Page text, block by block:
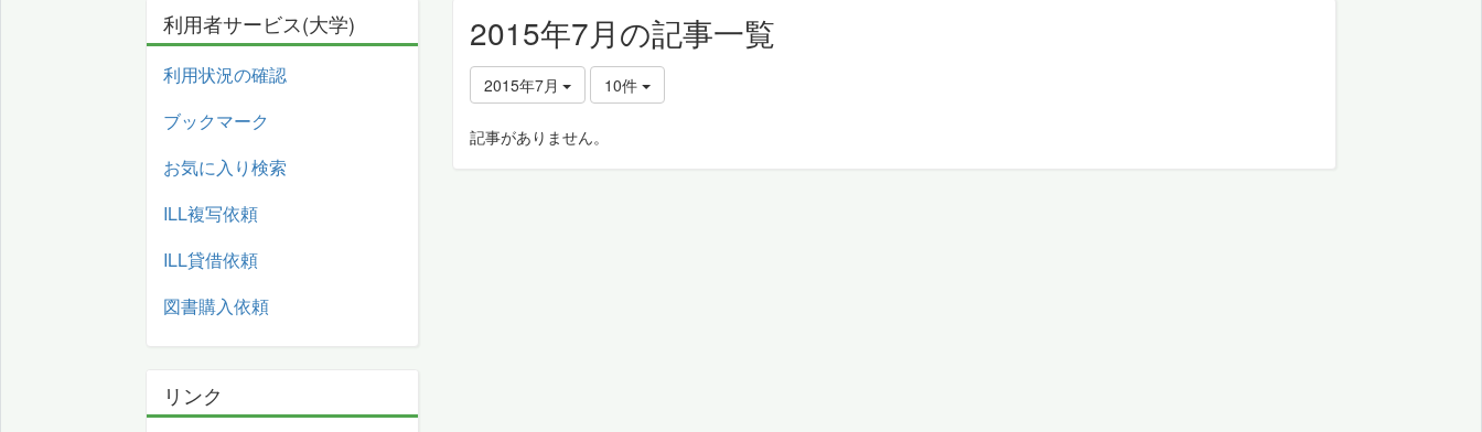
2015年7月の記事一覧
2015年7月 10件
記事がありません。
利用者サービス(大学)
利用状況の確認
ブックマーク
お気に入り検索
ILL複写依頼
ILL貸借依頼
図書購入依頼
リンク